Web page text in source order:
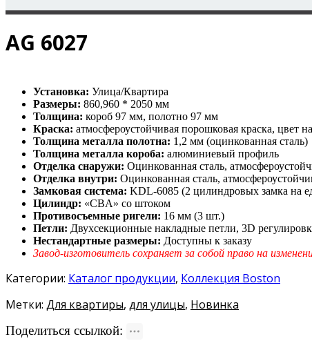
AG 6027
Установка: Улица/Квартира
Размеры: 860,960 * 2050 мм
Толщина: короб 97 мм, полотно 97 мм
Краска: атмосфероустойчивая порошковая краска, цвет
Толщина металла полотна: 1,2 мм (оцинкованная сталь)
Толщина металла короба: алюминиевый профиль
Отделка снаружи: Оцинкованная сталь,
Отделка внутри: Оцинкованная сталь,
Замковая система: KDL-6085 (2 цилиндровых замка на
Цилиндр: «CBA» со штоком
Противосъемные ригели: 16 мм (3 шт.)
Петли: Двухсекционные накладные петли, 3D
Нестандартные размеры: Доступны к заказу
Завод-изготовитель сохраняет за собой право на
Категории: Каталог продукции, Коллекция Boston
Метки: Для квартиры, для улицы, Новинка
Поделиться ссылкой: